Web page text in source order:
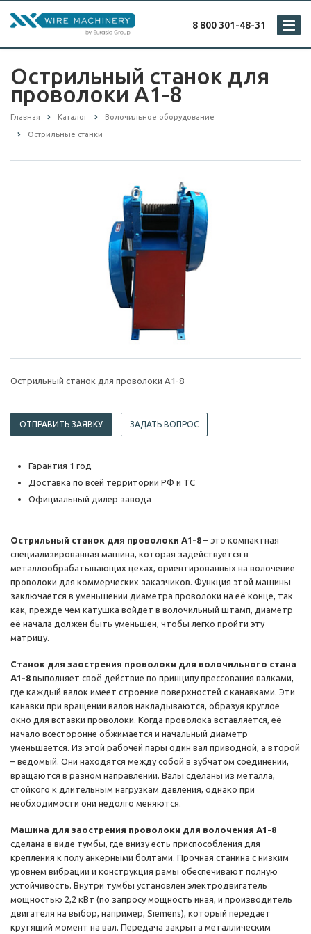
8 800 301-48-31
Острильный станок для
проволоки А1-8
Главная Каталог Волочильное оборудование
Острильные станки
Острильный станок для проволоки А1-8
ОТПРАВИТЬ ЗАЯВКУ ЗАДАТЬ ВОПРОС
Гарантия 1 год
Доставка по всей территории РФ и ТС
Официальный дилер завода
Острильный станок для проволоки А1-8 – это компактная
специализированная машина, которая задействуется в
металлообрабатывающих цехах, ориентированных на волочение
проволоки для коммерческих заказчиков. Функция этой машины
заключается в уменьшении диаметра проволоки на её конце, так
как, прежде чем катушка войдет в волочильный штамп, диаметр
её начала должен быть уменьшен, чтобы легко пройти эту
матрицу.
Станок для заострения проволоки для волочильного стана
А1-8 выполняет своё действие по принципу прессования валками,
где каждый валок имеет строение поверхностей с канавками. Эти
канавки при вращении валов накладываются, образуя круглое
окно для вставки проволоки. Когда проволока вставляется, её
начало всесторонне обжимается и начальный диаметр
уменьшается. Из этой рабочей пары один вал приводной, а второй
– ведомый. Они находятся между собой в зубчатом соединении,
вращаются в разном направлении. Валы сделаны из металла,
стойкого к длительным нагрузкам давления, однако при
необходимости они недолго меняются.
Машина для заострения проволоки для волочения А1-8
сделана в виде тумбы, где внизу есть приспособления для
крепления к полу анкерными болтами. Прочная станина с низким
уровнем вибрации и конструкция рамы обеспечивают полную
устойчивость. Внутри тумбы установлен электродвигатель
мощностью 2,2 кВт (по запросу мощность иная, и производитель
двигателя на выбор, например, Siemens), который передает
крутящий момент на вал. Передача закрыта металлическим